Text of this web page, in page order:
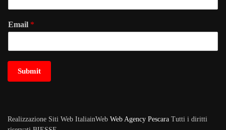
Email *
Submit
Realizzazione Siti Web ItaliainWeb Web Agency Pescara Tutti i diritti